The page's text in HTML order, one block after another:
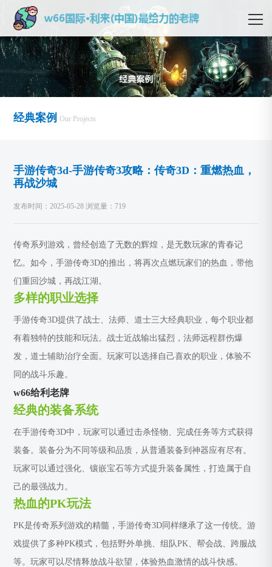
经典案例 Our Projects
手游传奇3d-手游传奇3攻略：传奇3D：重燃热血，
再战沙城
发布时间：2025-05-28 浏览量：719
传奇系列游戏，曾经创造了无数的辉煌，是无数玩家的青春记
忆。如今，手游传奇3D的推出，将再次点燃玩家们的热血，带他
们重回沙城，再战江湖。
多样的职业选择
手游传奇3D提供了战士、法师、道士三大经典职业，每个职业都
有着独特的技能和玩法。战士近战输出猛烈，法师远程群伤爆
发，道士辅助治疗全面。玩家可以选择自己喜欢的职业，体验不
同的战斗乐趣。
w66给利老牌
经典的装备系统
在手游传奇3D中，玩家可以通过击杀怪物、完成任务等方式获得
装备。装备分为不同等级和品质，从普通装备到神器应有尽有。
玩家可以通过强化、镶嵌宝石等方式提升装备属性，打造属于自
己的最强战力。
热血的PK玩法
PK是传奇系列游戏的精髓，手游传奇3D同样继承了这一传统。游
戏提供了多种PK模式，包括野外单挑、组队PK、帮会战、跨服战
等。玩家可以尽情释放战斗欲望，体验热血激情的战斗快感。